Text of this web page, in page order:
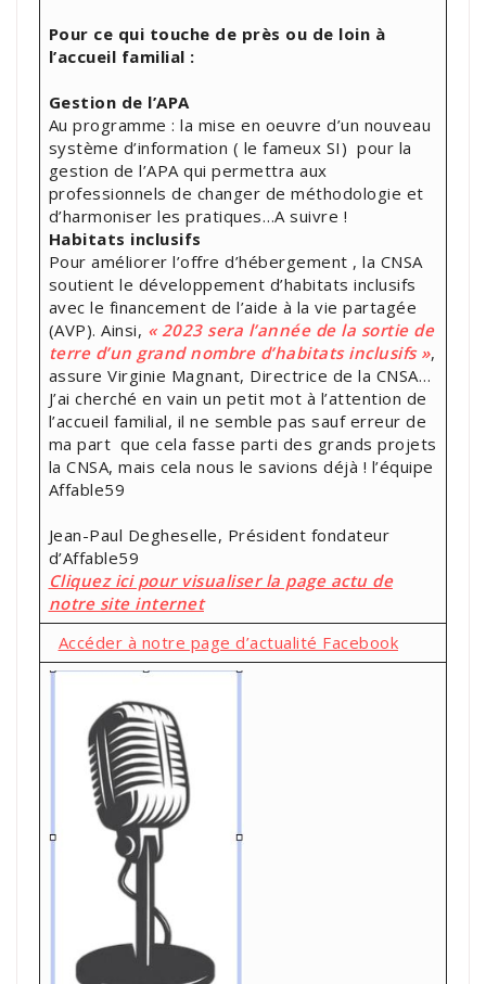
Pour ce qui touche de près ou de loin à
l’accueil familial :
Gestion de l’APA
Au programme : la mise en oeuvre d’un nouveau
système d’information ( le fameux SI) pour la
gestion de l’APA qui permettra aux
professionnels de changer de méthodologie et
d’harmoniser les pratiques…A suivre !
Habitats inclusifs
Pour améliorer l’offre d’hébergement , la CNSA
soutient le développement d’habitats inclusifs
avec le financement de l’aide à la vie partagée
(AVP). Ainsi, « 2023 sera l’année de la sortie de
terre d’un grand nombre d’habitats inclusifs »,
assure Virginie Magnant, Directrice de la CNSA…
J’ai cherché en vain un petit mot à l’attention de
l’accueil familial, il ne semble pas sauf erreur de
ma part que cela fasse parti des grands projets
la CNSA, mais cela nous le savions déjà ! l’équipe
Affable59
Jean-Paul Degheselle, Président fondateur
d’Affable59
Cliquez ici pour visualiser la page actu de
notre site internet
Accéder à notre page d’actualité Facebook